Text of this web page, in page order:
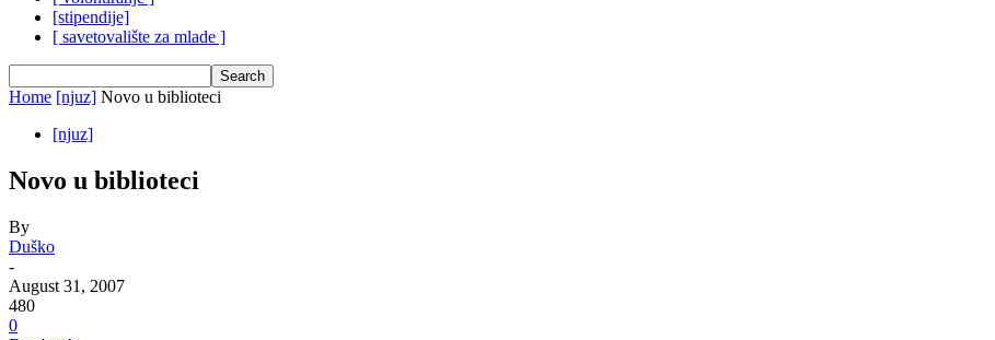
[stipendije]
[ savetovalište za mlade ]
Home [njuz] Novo u biblioteci
[njuz]
Novo u biblioteci
By
Duško
-
August 31, 2007
480
0